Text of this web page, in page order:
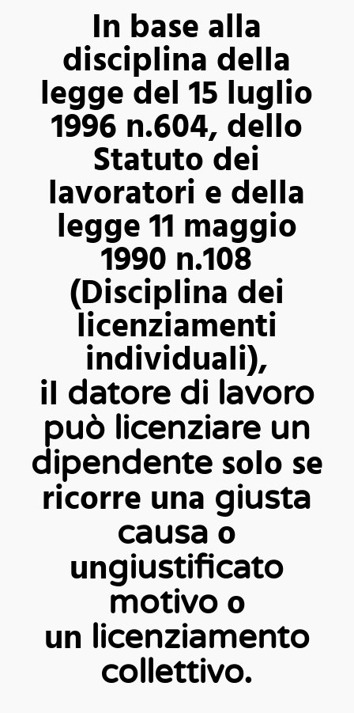
In base alla
disciplina della
legge del 15 luglio
1996 n.604, dello
Statuto dei
lavoratori e della
legge 11 maggio
1990 n.108
(Disciplina dei
licenziamenti
individuali),
il datore di lavoro
può licenziare un
dipendentesolo se
ricorre una giusta
causa o
ungiustificato
motivoo
un licenziamento
collettivo.